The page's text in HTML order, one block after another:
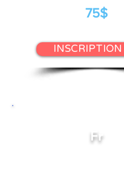
75$
INSCRIPTION
Fr